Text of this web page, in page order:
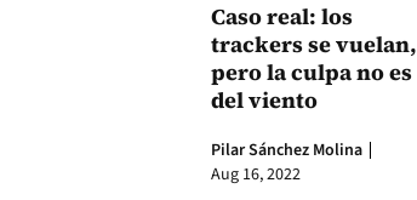
Caso real: los
trackers se vuelan,
pero la culpa no es
del viento
Pilar Sánchez Molina
Aug 16, 2022